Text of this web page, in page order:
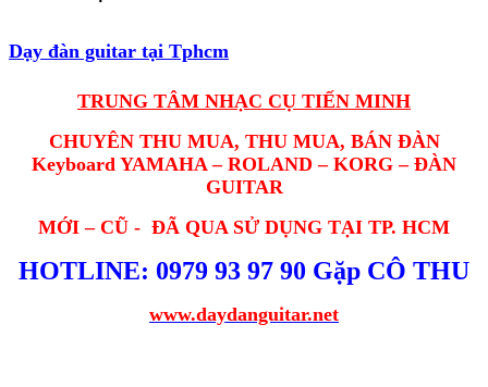
Dạy đàn guitar tại Tphcm
TRUNG TÂM NHẠC CỤ TIẾN MINH
CHUYÊN THU MUA, THU MUA, BÁN ĐÀN
Keyboard YAMAHA – ROLAND – KORG – ĐÀN
GUITAR
MỚI – CŨ - ĐÃ QUA SỬ DỤNG TẠI TP. HCM
HOTLINE: 0979 93 97 90 Gặp CÔ THU
www.daydanguitar.net